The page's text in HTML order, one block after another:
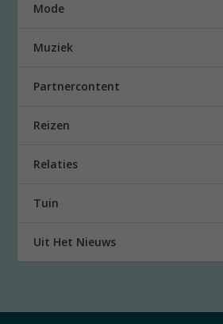
Mode
Muziek
Partnercontent
Reizen
Relaties
Tuin
Uit Het Nieuws